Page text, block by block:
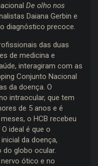
De olho nos
Daiana Gerbin e
diagnóstico precoce.
das duas
de medicina e
interagiram com as
Conjunto Nacional
da doença. O
intraocular, que tem
de 5 anos e é
o HCB recebeu
ideal é que o
da doença,
globo ocular.
ótico e no